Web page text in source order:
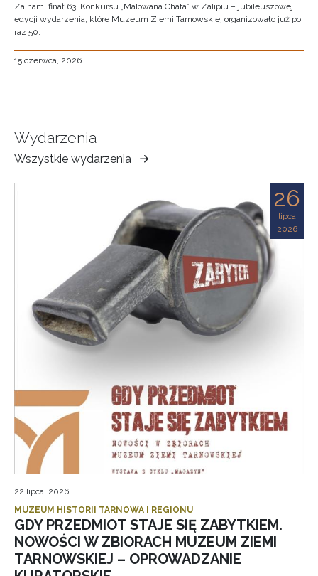
Za nami finał 63. Konkursu „Malowana Chata” w Zalipiu – jubileuszowej
edycji wydarzenia, które Muzeum Ziemi Tarnowskiej organizowało już po
raz 50.
15 czerwca, 2026
Wydarzenia
Wszystkie wydarzenia
Muzeum
Ziemi
26
lipca
2026
22 lipca, 2026
MUZEUM HISTORII TARNOWA I REGIONU
GDY PRZEDMIOT STAJE SIĘ ZABYTKIEM.
NOWOŚCI W ZBIORACH MUZEUM ZIEMI
TARNOWSKIEJ – OPROWADZANIE